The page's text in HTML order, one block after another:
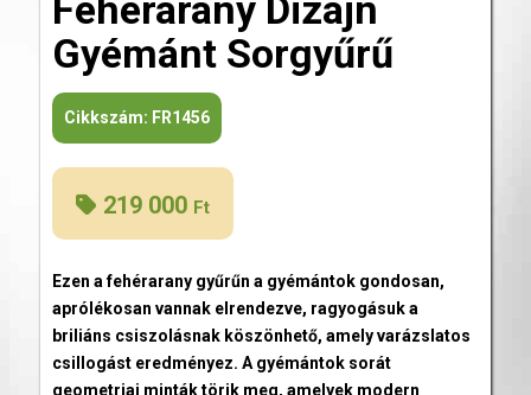
Fehérarany Dizájn
Gyémánt Sorgyűrű
Cikkszám: FR1456
219 000 Ft
Ezen a fehérarany gyűrűn a gyémántok gondosan,
aprólékosan vannak elrendezve, ragyogásuk a
briliáns csiszolásnak köszönhető, amely varázslatos
csillogást eredményez. A gyémántok sorát
geometriai minták törik meg, amelyek modern